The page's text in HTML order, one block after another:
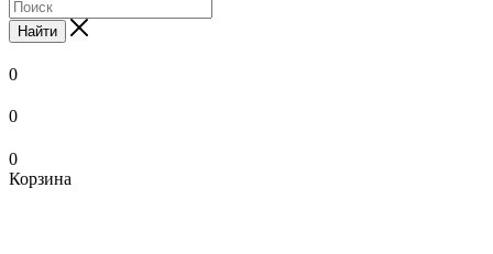
Найти
0
0
0
Корзина